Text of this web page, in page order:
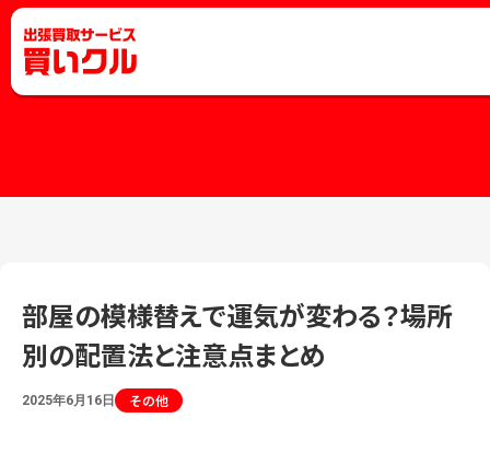
部屋の模様替えで運気が変わる？場所
別の配置法と注意点まとめ
2025年6月16日 その他